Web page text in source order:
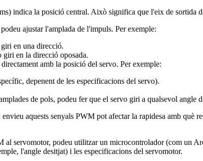
indica la posició central. Això significa que l'eix de sortida
ajustar l'amplada de l'impuls. Per exemple:
en una direcció.
giri en la direcció oposada.
amb la posició del servo. Per exemple:
depenent de les especificacions del servo).
de pols, podeu fer que el servo giri a qualsevol angle
aquests senyals PWM pot afectar la rapidesa amb què
servomotor, podeu utilitzar un microcontrolador (com un
l'angle desitjat) i les especificacions del servomotor.